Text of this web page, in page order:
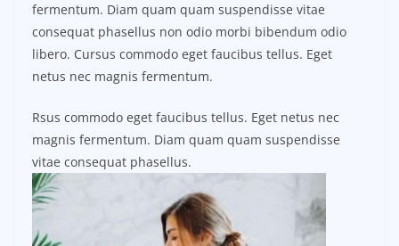
fermentum. Diam quam quam suspendisse vitae
consequat phasellus non odio morbi bibendum odio
libero. Cursus commodo eget faucibus tellus. Eget
netus nec magnis fermentum.
Rsus commodo eget faucibus tellus. Eget netus nec
magnis fermentum. Diam quam quam suspendisse
vitae consequat phasellus.